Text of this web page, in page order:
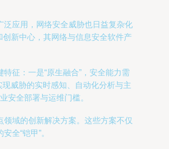
应用，网络安全威胁也日益复杂化
创新中心，其网络与信息安全软件产
征：一是“原生融合”，安全能力需
现威胁的实时感知、自动化分析与主
安全部署与运维门槛。
域的创新解决方案。这些方案不仅
全“铠甲”。